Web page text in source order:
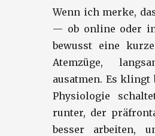
Wenn ich merke,
— ob online oder
bewusst eine
Atemzüge,
ausatmen. Es klingt
Physiologie
runter, der
besser arbeiten,